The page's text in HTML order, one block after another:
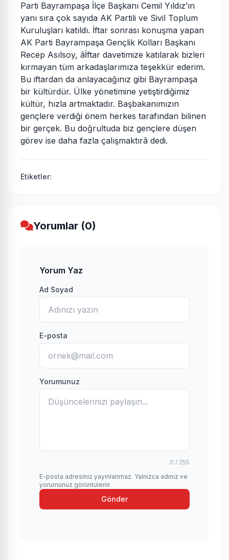
Parti Bayrampaşa İlçe Başkanı Cemil Yıldız’ın
yanı sıra çok sayıda AK Partili ve Sivil Toplum
Kuruluşları katıldı. İftar sonrası konuşma yapan
AK Parti Bayrampaşa Gençlik Kolları Başkanı
Recep Asılsoy, âİftar davetimize katılarak bizleri
kırmayan tüm arkadaşlarımıza teşekkür ederim.
Bu iftardan da anlayacağınız gibi Bayrampaşa
bir kültürdür. Ülke yönetimine yetiştirdiğimiz
kültür, hızla artmaktadır. Başbakanımızın
gençlere verdiği önem herkes tarafından bilinen
bir gerçek. Bu doğrultuda biz gençlere düşen
görev ise daha fazla çalışmaktırâ dedi.
Etiketler:
Yorumlar (0)
Yorum Yaz
Ad Soyad
E-posta
Yorumunuz
0 / 255
E-posta adresiniz yayınlanmaz. Yalnızca adınız ve
yorumunuz görüntülenir.
Gönder